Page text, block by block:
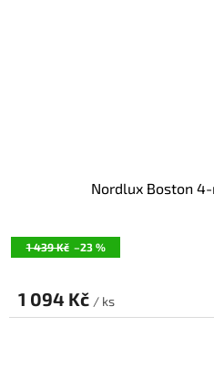
1 439 Kč –23 %
Nordlux Boston
1 094 Kč / ks